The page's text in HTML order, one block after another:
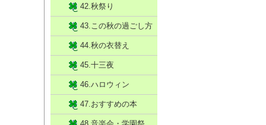
42.秋祭り
43.この秋の過ごし方
44.秋の衣替え
45.十三夜
46.ハロウィン
47.おすすめの本
48.音楽会・学園祭